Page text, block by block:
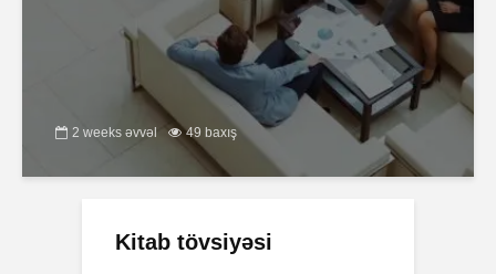
2 weeks əvvəl 49 baxış
Kitab tövsiyəsi